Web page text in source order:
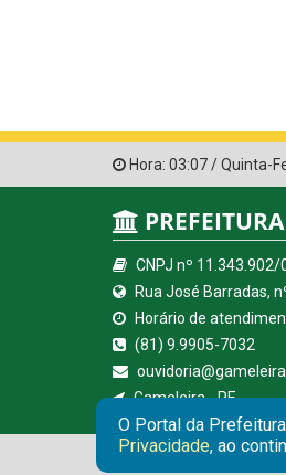
Hora: 03:07/Quinta-
CNPJ nº
Rua José Barradas,
Horário de
(81) 9.9905-7032
Gameleira - PE
O Portal da
Privacidade, ao